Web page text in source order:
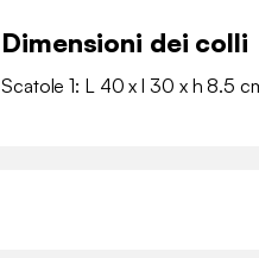
Dimensioni dei colli
Scatole 1: L 40 x l 30 x h 8.5